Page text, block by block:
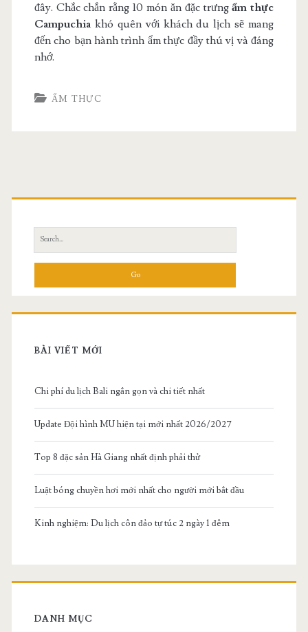
đây. Chắc chắn rằng 10 món ăn đặc trưngẩm thực
Campuchiakhó quên với khách du lịch sẽ mang
đến cho bạn hành trình ẩm thực đầy thú vị và đáng
nhớ.
ẨM THỰC
Search
for:
BÀI VIẾT MỚI
Chi phí du lịch Bali ngắn gọn và chi tiết nhất
Update Đội hình MU hiện tại mới nhất 2026/2027
Top 8 đặc sản Hà Giang nhất định phải thử
Luật bóng chuyền hơi mới nhất cho người mới bắt đầu
Kinh nghiệm: Du lịch côn đảo tự túc 2 ngày 1 đêm
DANH MỤC